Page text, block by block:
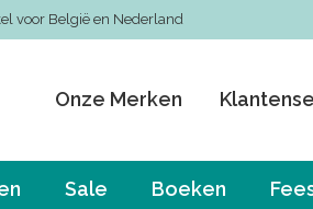
voor België en Nederland
Onze Merken
Sale Boeken